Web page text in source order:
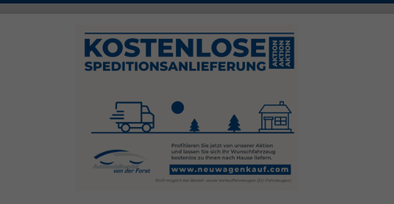
+49 (0)2456 506-1390
Öffnungszeiten: Mo - Fr 08.00 - 17.00
info@neuwagenkauf.com
Top-Angebote Service Gebrauchtwagen-Ankauf